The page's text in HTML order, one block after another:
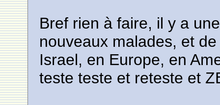
Bref rien à faire, il y a
nouveaux malades, et
Israel, en Europe, en
teste teste et reteste et